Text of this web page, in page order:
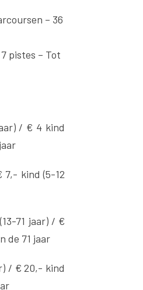
– 36
pistes – Tot
/ € 4 kind
7,- kind (5-12
71 jaar) / €
de 71 jaar
/ € 20,- kind